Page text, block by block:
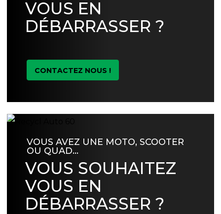
VOUS EN
DÉBARRASSER ?
CONTACTEZ NOUS !
VOUS AVEZ UNE MOTO, SCOOTER
OU QUAD…
VOUS SOUHAITEZ
VOUS EN
DÉBARRASSER ?